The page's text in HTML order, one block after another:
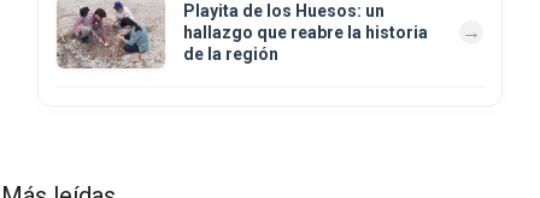
Playita de los Huesos: un
hallazgo que reabre la historia
de la región